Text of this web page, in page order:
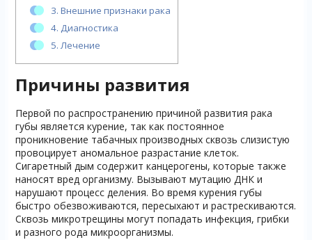
3. Внешние признаки рака
4. Диагностика
5. Лечение
Причины развития
Первой по распространению причиной развития рака
губы является курение, так как постоянное
проникновение табачных производных сквозь слизистую
провоцирует аномальное разрастание клеток.
Сигаретный дым содержит канцерогены, которые также
наносят вред организму. Вызывают мутацию ДНК и
нарушают процесс деления. Во время курения губы
быстро обезвоживаются, пересыхают и растрескиваются.
Сквозь микротрещины могут попадать инфекция, грибки
и разного рода микроорганизмы.